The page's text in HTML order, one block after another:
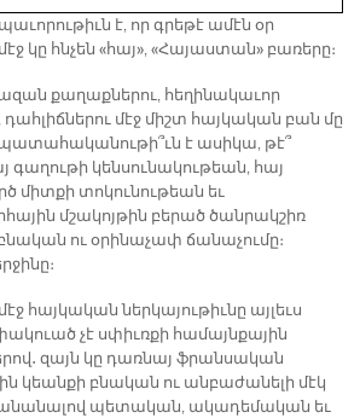
է, որ գրեթէ ամէն օր
կը հնչեն «հայ», «Հայաստան» բառերը։
քաղաքներու, հեղինակաւոր
դահլիճներու մէջ միշտ հայկական բան մը
է ասիկա, թէ՞
գաղութի կենսունակութեան, հայ
միտքի տոկունութեան եւ
մշակոյթին բերած ծանրակշիռ
ու օրինաչափ ճանաչումը։
հայկական ներկայութիւնը այլեւս
չէ սփիւռքի համայնքային
զայն կը դառնայ ֆրանսական
կեանքի բնական ու անբաժանելի մէկ
պետական, ակադեմական եւ